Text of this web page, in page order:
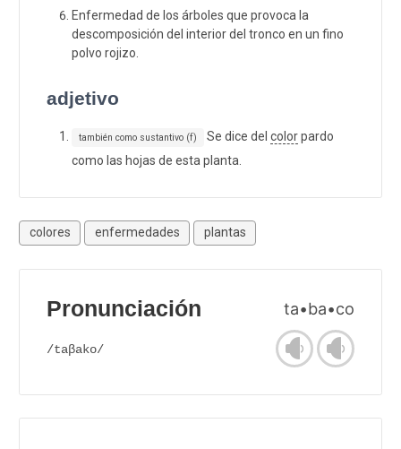
Enfermedad de los árboles que provoca la
descomposición del interior del tronco en un fino
polvo rojizo.
adjetivo
también como sustantivo (f) Se dice del colorpardo
como las hojas de esta planta.
colores enfermedades plantas
Pronunciación ta•ba•co
/taβako/